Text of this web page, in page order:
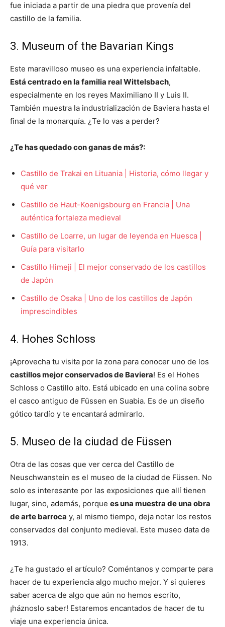
fue iniciada a partir de una piedra que provenía del
castillo de la familia.
3. Museum of the Bavarian Kings
Este maravilloso museo es una experiencia infaltable.
Está centrado en la familia real Wittelsbach,
especialmente en los reyes Maximiliano II y Luis II.
También muestra la industrialización de Baviera hasta el
final de la monarquía. ¿Te lo vas a perder?
¿Te has quedado con ganas de más?:
Castillo de Trakai en Lituania | Historia, cómo llegar y
qué ver
Castillo de Haut-Koenigsbourg en Francia | Una
auténtica fortaleza medieval
Castillo de Loarre, un lugar de leyenda en Huesca |
Guía para visitarlo
Castillo Himeji | El mejor conservado de los castillos
de Japón
Castillo de Osaka | Uno de los castillos de Japón
imprescindibles
4. Hohes Schloss
¡Aprovecha tu visita por la zona para conocer uno de los
castillos mejor conservados de Baviera! Es el Hohes
Schloss o Castillo alto. Está ubicado en una colina sobre
el casco antiguo de Füssen en Suabia. Es de un diseño
gótico tardío y te encantará admirarlo.
5. Museo de la ciudad de Füssen
Otra de las cosas que ver cerca del Castillo de
Neuschwanstein es el museo de la ciudad de Füssen. No
solo es interesante por las exposiciones que allí tienen
lugar, sino, además, porque es una muestra de una obra
de arte barroca y, al mismo tiempo, deja notar los restos
conservados del conjunto medieval. Este museo data de
1913.
¿Te ha gustado el artículo? Coméntanos y comparte para
hacer de tu experiencia algo mucho mejor. Y si quieres
saber acerca de algo que aún no hemos escrito,
¡háznoslo saber! Estaremos encantados de hacer de tu
viaje una experiencia única.